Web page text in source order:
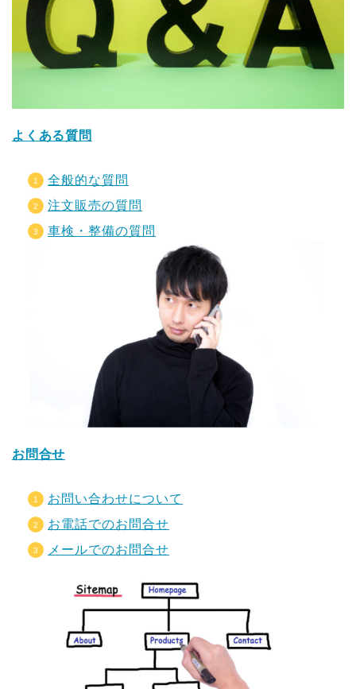
よくある質問
全般的な質問
注文販売の質問
車検・整備の質問
お問合せ
お問い合わせについて
お電話でのお問合せ
メールでのお問合せ